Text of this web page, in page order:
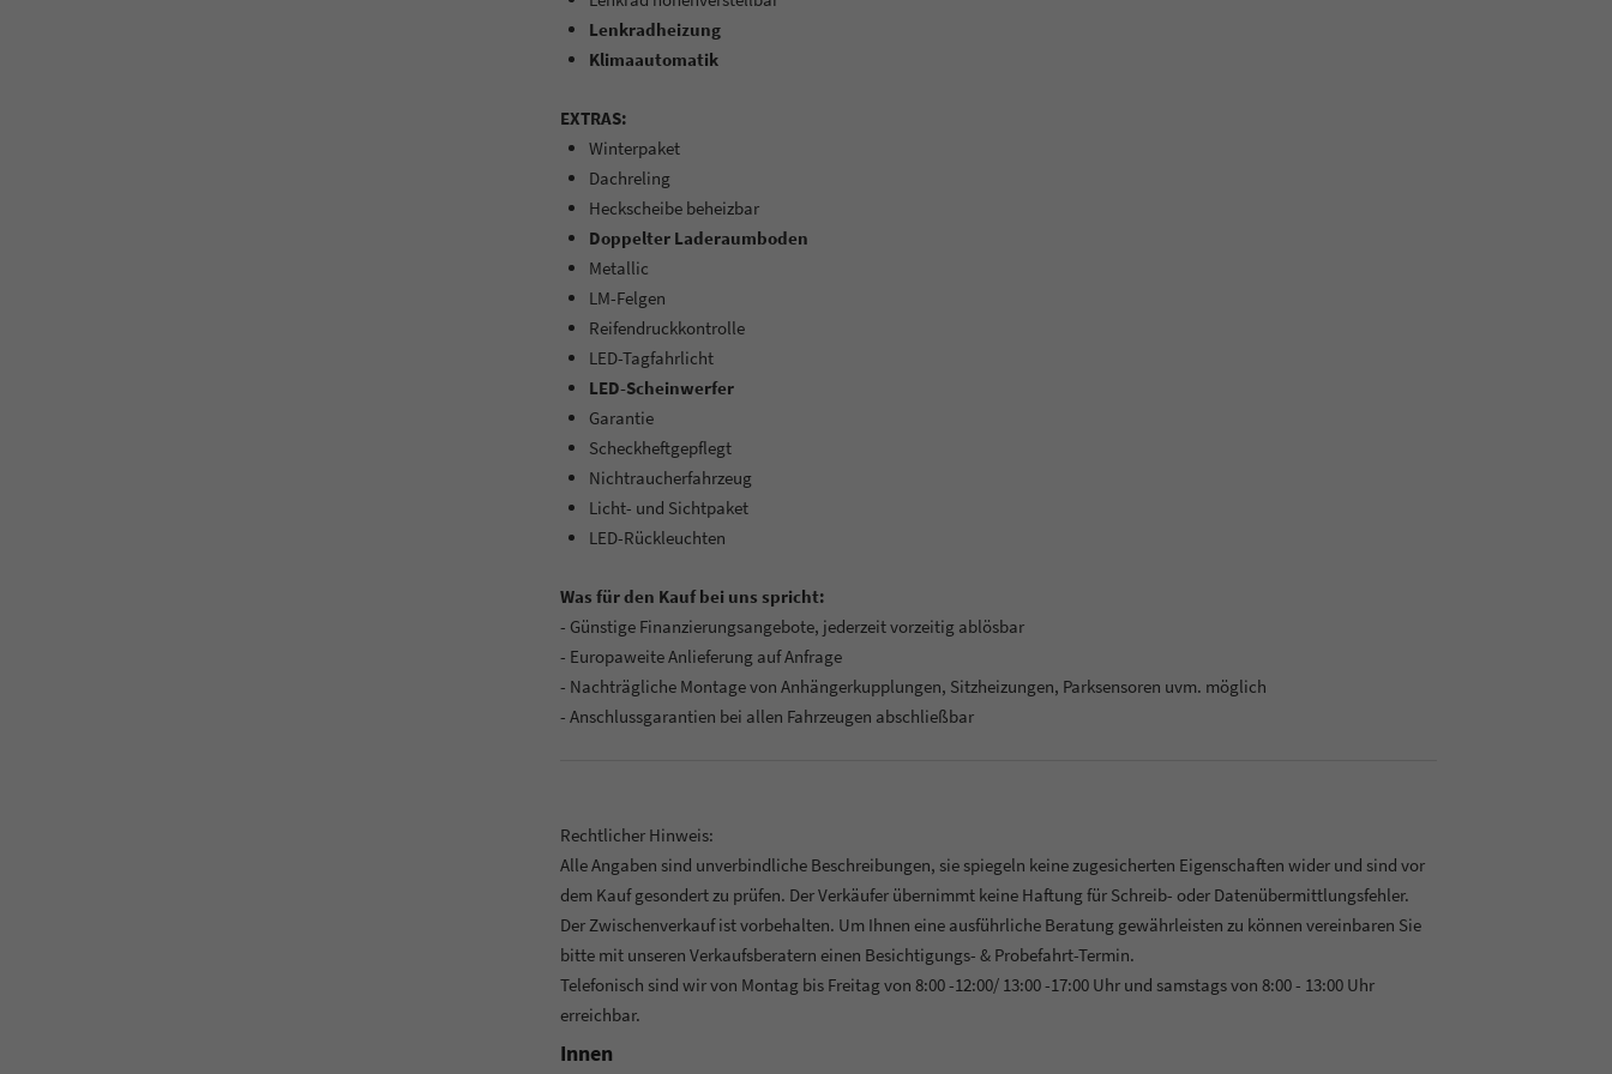
Lenkradheizung
Klimaautomatik
EXTRAS:
Winterpaket
Dachreling
Heckscheibe beheizbar
Doppelter Laderaumboden
Metallic
LM-Felgen
Reifendruckkontrolle
LED-Tagfahrlicht
LED-Scheinwerfer
Garantie
Scheckheftgepflegt
Nichtraucherfahrzeug
Licht- und Sichtpaket
LED-Rückleuchten
Was für den Kauf bei uns spricht:
- Günstige Finanzierungsangebote, jederzeit vorzeitig ablösbar
- Europaweite Anlieferung auf Anfrage
- Nachträgliche Montage von Anhängerkupplungen, Sitzheizungen, Parksensoren uvm. möglich
- Anschlussgarantien bei allen Fahrzeugen abschließbar
Rechtlicher Hinweis:
Alle Angaben sind unverbindliche Beschreibungen, sie spiegeln keine zugesicherten Eigenschaften wider und sind vor
dem Kauf gesondert zu prüfen. Der Verkäufer übernimmt keine Haftung für Schreib- oder Datenübermittlungsfehler.
Der Zwischenverkauf ist vorbehalten. Um Ihnen eine ausführliche Beratung gewährleisten zu können vereinbaren Sie
bitte mit unseren Verkaufsberatern einen Besichtigungs- & Probefahrt-Termin.
Telefonisch sind wir von Montag bis Freitag von 8:00 -12:00/ 13:00 -17:00 Uhr und samstags von 8:00 - 13:00 Uhr
erreichbar.
Innen